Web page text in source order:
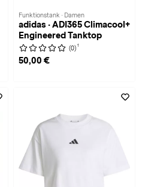
Funktionstank · Damen
adidas · ADI365 Climacool+
Engineered Tanktop
(0) 1
50,00 €